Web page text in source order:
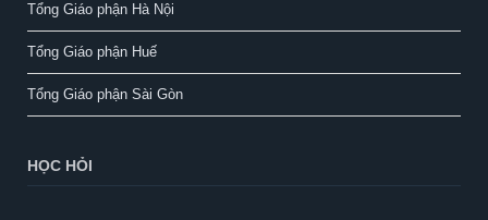
Tổng Giáo phận Hà Nội
Tổng Giáo phận Huế
Tổng Giáo phận Sài Gòn
HỌC HỎI